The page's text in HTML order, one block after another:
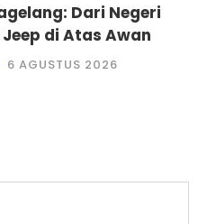
Dari Negeri
di Atas Awan
6 AGUSTUS 2026